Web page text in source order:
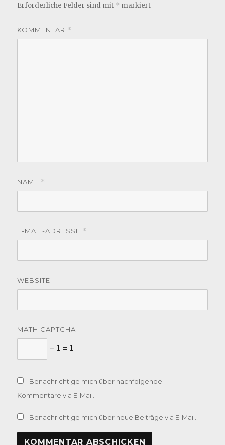
Erforderliche Felder sind mit * markiert
KOMMENTAR *
NAME *
E-MAIL-ADRESSE *
WEBSITE
MATH CAPTCHA
− 1 = 1
Benachrichtige mich über nachfolgende
Kommentare via E-Mail.
Benachrichtige mich über neue Beiträge via E-Mail.